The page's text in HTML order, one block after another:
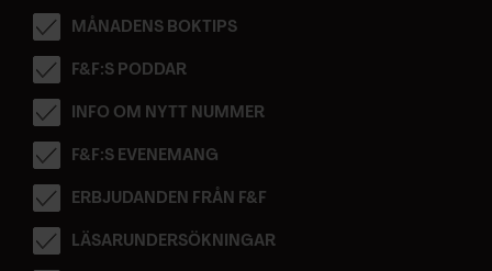
MÅNADENS BOKTIPS
F&F:S PODDAR
INFO OM NYTT NUMMER
F&F:S EVENEMANG
ERBJUDANDEN FRÅN F&F
LÄSARUNDERSÖKNINGAR